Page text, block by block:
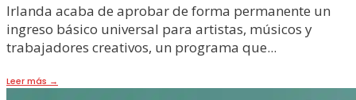
Irlanda acaba de aprobar de forma permanente un
ingreso básico universal para artistas, músicos y
trabajadores creativos, un programa que...
Leer más →